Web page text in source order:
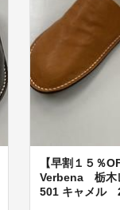
【早割１５％
Verbena 栃木
501 キャメル